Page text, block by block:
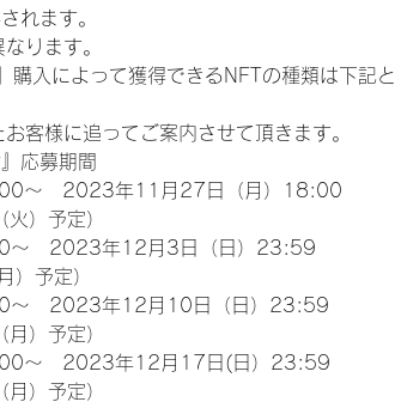
れます。
ります。
入によって獲得できるNFTの種類は下記と
客様に追ってご案内させて頂きます。
応募期間
～　2023年11月27日（月）18:00
）予定）
～　2023年12月3日（日）23:59
）予定）
～　2023年12月10日（日）23:59
）予定）
～　2023年12月17日(日）23:59
）予定）